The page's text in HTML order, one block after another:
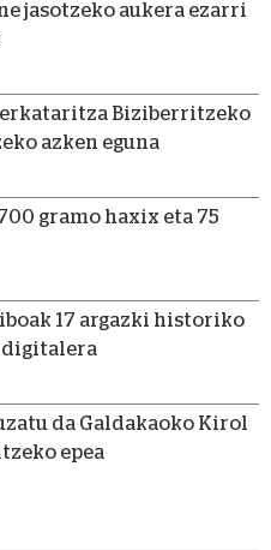
jasotzeko aukera ezarri
Biziberritzeko
azken eguna
gramo haxix eta 75
17 argazki historiko
da Galdakaoko Kirol
epea